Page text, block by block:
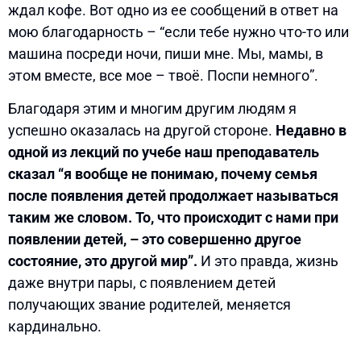
ждал кофе. Вот одно из ее сообщений в ответ на
мою благодарность – “если тебе нужно что-то или
машина посреди ночи, пиши мне. Мы, мамы, в
этом вместе, все мое – твоё. Поспи немного”.
Благодаря этим и многим другим людям я
успешно оказалась на другой стороне. Недавно в
одной из лекций по учебе наш преподаватель
сказал “я вообще не понимаю, почему семья
после появления детей продолжает называться
таким же словом. То, что происходит с нами при
появлении детей, – это совершенно другое
состояние, это другой мир”. И это правда, жизнь
даже внутри пары, с появлением детей
получающих звание родителей, меняется
кардинально.